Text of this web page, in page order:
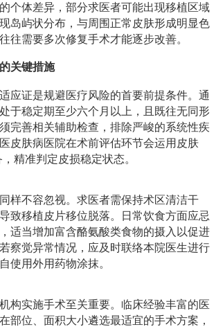
个体差异，部分求医者可能出现移植区域
岛屿状分布，与周围正常皮肤形成明显色
往需要多次修复手术才能逐步改善。
关键措施
应证是规避医疗风险的首要前提条件。通
于稳定期至少六个月以上，且既往无同形
完善相关辅助检查，排除严峻的系统性疾
皮肤病医院在术前评估环节会运用皮肤
精准判定皮损稳定状态。
样不容忽视。求医者需保持术区清洁干
致移植皮片移位脱落。日常饮食方面应忌
适当增加富含酪氨酸类食物的摄入以促进
察觉异常情况，应及时联络本院医生进行
使用外用药物涂抹。
构实施手术至关重要。临床经验丰富的医
部位、面积大小遴选最适宜的手术方案，